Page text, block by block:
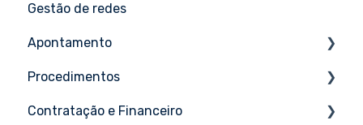
EdgeCore
Extreme Networks
Fortigate
GrandStream
Gestão de redes
Apontamento
Tutoriais
Procedimentos
Tutoriais
Contratação e Financeiro